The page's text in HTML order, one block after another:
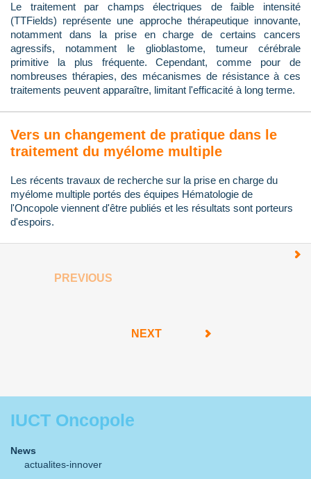
Le traitement par champs électriques de faible intensité
(TTFields) représente une approche thérapeutique innovante,
notamment dans la prise en charge de certains cancers
agressifs, notamment le glioblastome, tumeur cérébrale
primitive la plus fréquente. Cependant, comme pour de
nombreuses thérapies, des mécanismes de résistance à ces
traitements peuvent apparaître, limitant l'efficacité à long terme.
Vers un changement de pratique dans le
traitement du myélome multiple
Les récents travaux de recherche sur la prise en charge du
myélome multiple portés des équipes Hématologie de
l'Oncopole viennent d'être publiés et les résultats sont porteurs
d'espoirs.
PREVIOUS
NEXT
IUCT Oncopole
News
actualites-innover